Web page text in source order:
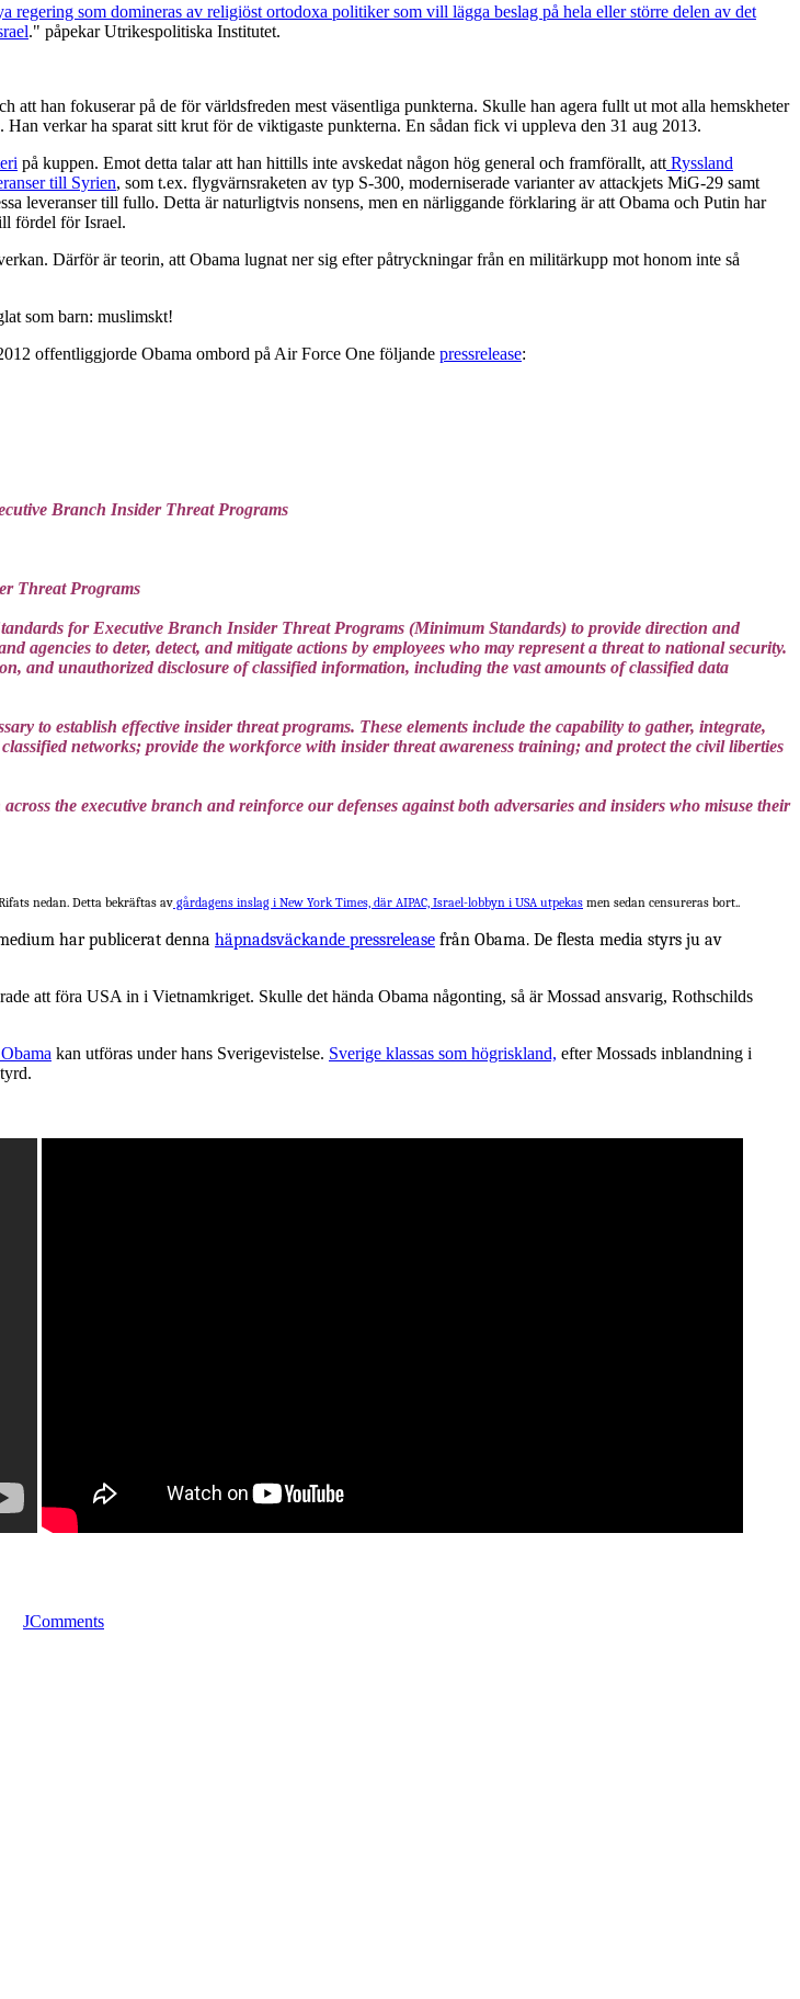
som domineras av religiöst ortodoxa politiker som vill lägga beslag på hela eller större delen av det
." påpekar Utrikespolitiska Institutet.
att han fokuserar på de för världsfreden mest väsentliga punkterna. Skulle han agera fullt ut mot alla hemskheter
verkar ha sparat sitt krut för de viktigaste punkterna. En sådan fick vi uppleva den 31 aug 2013.
på kuppen. Emot detta talar att han hittills inte avskedat någon hög general och framförallt, att Ryssland
till Syrien, som t.ex. flygvärnsraketen av typ S-300, moderniserade varianter av attackjets MiG-29 samt
leveranser till fullo. Detta är naturligtvis nonsens, men en närliggande förklaring är att Obama och Putin har
fördel för Israel.
Därför är teorin, att Obama lugnat ner sig efter påtryckningar från en militärkupp mot honom inte så
som barn: muslimskt!
offentliggjorde Obama ombord på Air Force One följande pressrelease:
Branch Insider Threat Programs
Threat Programs
for Executive Branch Insider Threat Programs (Minimum Standards) to provide direction and
agencies to deter, detect, and mitigate actions by employees who may represent a threat to national security.
and unauthorized disclosure of classified information, including the vast amounts of classified data
to establish effective insider threat programs. These elements include the capability to gather, integrate,
networks; provide the workforce with insider threat awareness training; and protect the civil liberties
the executive branch and reinforce our defenses against both adversaries and insiders who misuse their
nedan. Detta bekräftas av gårdagens inslag i New York Times, där AIPAC, Israel-lobbyn i USA utpekas men sedan censureras bort..
har publicerat denna häpnadsväckande pressrelease från Obama. De flesta media styrs ju av
att föra USA in i Vietnamkriget. Skulle det hända Obama någonting, så är Mossad ansvarig, Rothschilds
kan utföras under hans Sverigevistelse. Sverige klassas som högriskland, efter Mossads inblandning i
JComments